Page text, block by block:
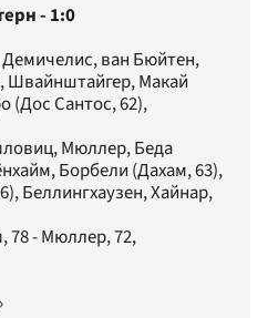
- 1:0
ван Бюйтен,
Швайнштайгер, Макай
(Дос Сантос, 62),
Мюллер, Беда
Борбели (Дахам, 63),
Беллингхаузен, Хайнар,
78 - Мюллер, 72,